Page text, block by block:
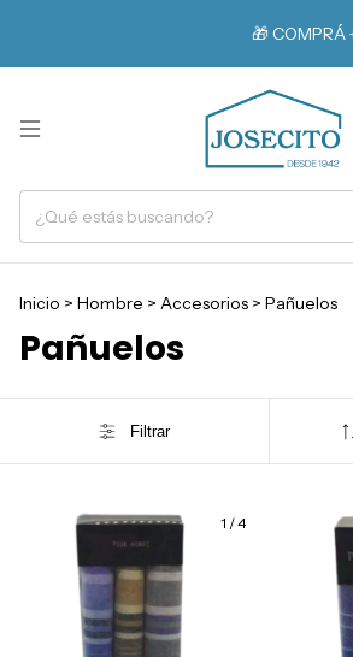
🎁 COMPRÁ
Inicio > Hombre > Accesorios > Pañuelos
Pañuelos
Filtrar
1 /4